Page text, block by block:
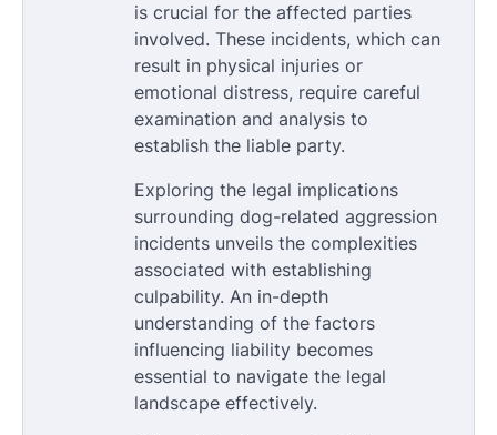
is crucial for the affected parties
involved. These incidents, which can
result in physical injuries or
emotional distress, require careful
examination and analysis to
establish the liable party.
Exploring the legal implications
surrounding dog-related aggression
incidents unveils the complexities
associated with establishing
culpability. An in-depth
understanding of the factors
influencing liability becomes
essential to navigate the legal
landscape effectively.